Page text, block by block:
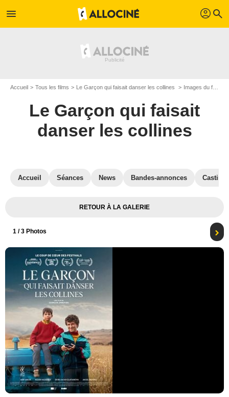
menu profil search
Accueil Tous les films Le Garçon qui faisait danser les collines Images du film Le Garçon qui faisait danser les collines
Le Garçon qui faisait
danser les collines
Accueil Séances News Bandes-annonces Casting
RETOUR À LA GALERIE
1 / 3 Photos